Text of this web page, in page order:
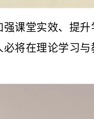
堂实效、提升
将在理论学习与